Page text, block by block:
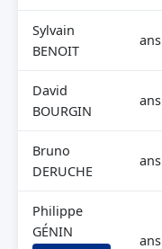
Sylvain
BENOIT
ans
David
BOURGIN
ans
Bruno
DERUCHE
ans
Philippe
GÉNIN
ans